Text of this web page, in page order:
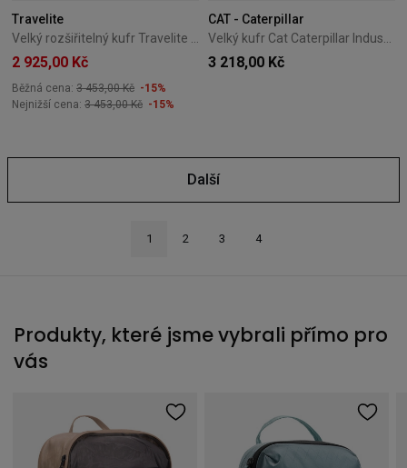
Travelite
Velký rozšiřitelný kufr Travelite City 77 cm antracitový
2 925,00 Kč
Běžná cena: 3 453,00 Kč -15%
Nejnižší cena: 3 453,00 Kč -15%
CAT - Caterpillar
Velký kufr Cat Caterpillar Industrial Plate 74,5 cm žlutý
3 218,00 Kč
Další
1 2 3 4
Produkty, které jsme vybrali přímo pro
vás